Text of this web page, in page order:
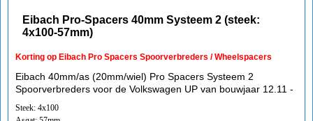
Eibach Pro-Spacers 40mm Systeem 2 (steek:
4x100-57mm)
Korting op Eibach Pro Spacers Spoorverbreders / Wheelspacers
Eibach 40mm/as (20mm/wiel) Pro Spacers Systeem 2
Spoorverbreders voor de Volkswagen UP van bouwjaar 12.11 -
Steek: 4x100